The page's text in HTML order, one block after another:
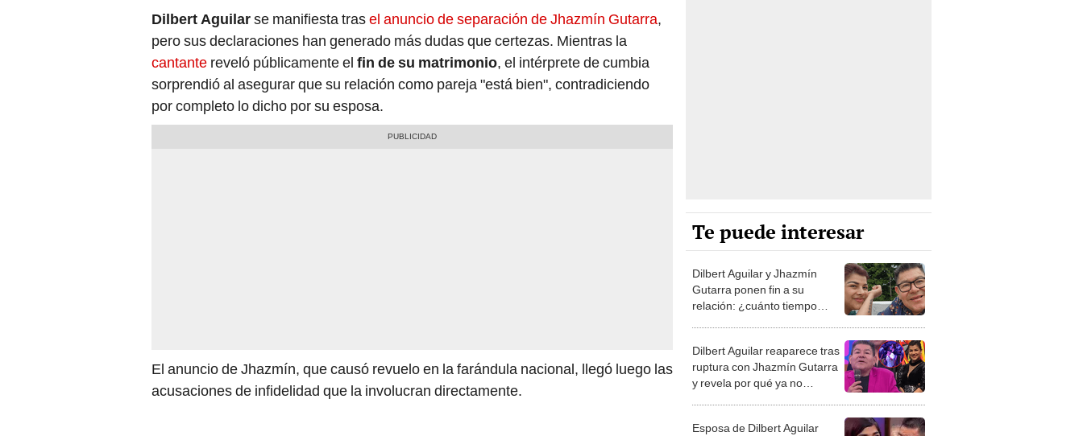
Dilbert Aguilarse manifiesta trasel anuncio de separación de Jhazmín Gutarra,
pero sus declaraciones han generado más dudas que certezas. Mientras la
cantante reveló públicamente el fin de su matrimonio, el intérprete de cumbia
sorprendió al asegurar que su relación como pareja "está bien", contradiciendo
por completo lo dicho por su esposa.
El anuncio de Jhazmín, que causó revuelo en la farándula nacional, llegó luego las
acusaciones de infidelidad que la involucran directamente.
Te puede interesar
Dilbert Aguilar y Jhazmín
Gutarra ponen fin a su
relación: ¿cuánto tiempo
Dilbert Aguilar reaparece tras
ruptura con Jhazmín Gutarra
y revela por qué ya no
Esposa de Dilbert Aguilar